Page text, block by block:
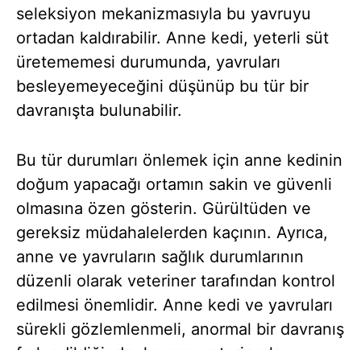
seleksiyon mekanizmasıyla bu yavruyu
ortadan kaldırabilir. Anne kedi, yeterli süt
üretememesi durumunda, yavruları
besleyemeyeceğini düşünüp bu tür bir
davranışta bulunabilir.
Bu tür durumları önlemek için anne kedinin
doğum yapacağı ortamın sakin ve güvenli
olmasına özen gösterin. Gürültüden ve
gereksiz müdahalelerden kaçının. Ayrıca,
anne ve yavruların sağlık durumlarının
düzenli olarak veteriner tarafından kontrol
edilmesi önemlidir. Anne kedi ve yavruları
sürekli gözlemlenmeli, anormal bir davranış